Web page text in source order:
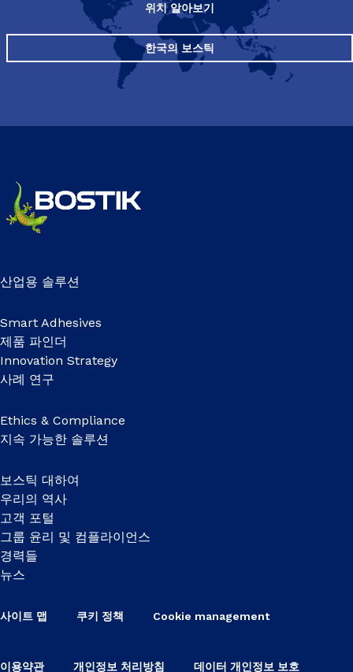
위치 알아보기
한국의 보스틱
산업용 솔루션
Smart Adhesives
제품 파인더
Innovation Strategy
사례 연구
Ethics & Compliance
지속 가능한 솔루션
보스틱 대하여
우리의 역사
고객 포털
그룹 윤리 및 컴플라이언스
경력들
뉴스
사이트 맵 쿠키 정책 Cookie management
이용약관 개인정보 처리방침 데이터 개인정보 보호